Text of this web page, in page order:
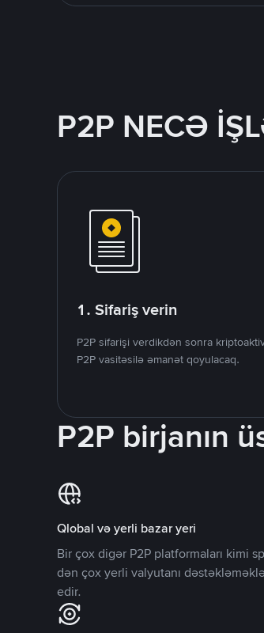
P2P NECƏ
1. Sifariş verin
P2P sifarişi verdikdən sonra
P2P vasitəsilə əmanət qoyulacaq.
P2P birjanın
Qlobal və yerli bazar yeri
Bir çox digər P2P platformaları kimi
dən çox yerli valyutanı
edir.